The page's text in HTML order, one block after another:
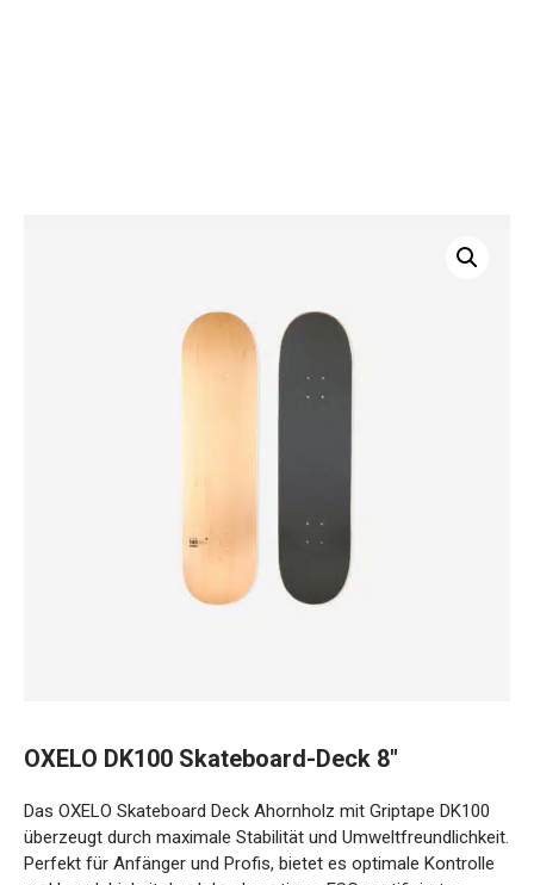
überzeugt durch maximale Stabilität und
Umweltfreundlichkeit. Perfekt für Anfänger und Profis,
bietet es optimale Kontrolle und Langlebigkeit durch